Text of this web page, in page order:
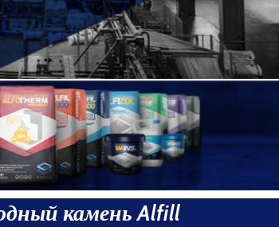
камень Alfill